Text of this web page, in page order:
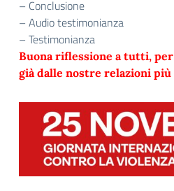
– Conclusione
– Audio testimonianza
– Testimonianza
Buona riflessione a tutti,
già dalle nostre relazioni